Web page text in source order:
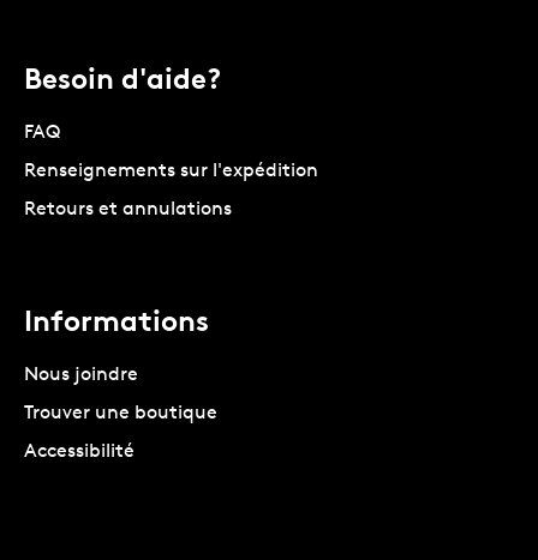
Besoin d'aide?
FAQ
Renseignements sur l'expédition
Retours et annulations
Informations
Nous joindre
Trouver une boutique
Accessibilité